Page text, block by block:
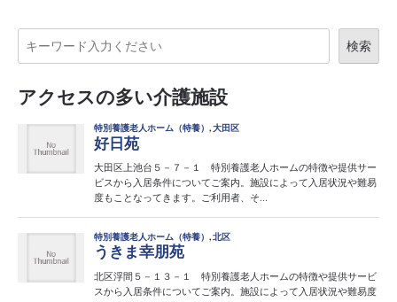
検索
アクセスの多い介護施設